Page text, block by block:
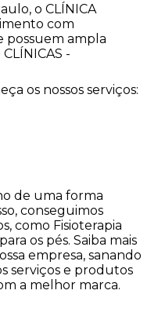
o CLÍNICA
com
possuem ampla
-
os nossos serviços:
de uma forma
conseguimos
como Fisioterapia
os pés. Saiba mais
empresa, sanando
serviços e produtos
a melhor marca.